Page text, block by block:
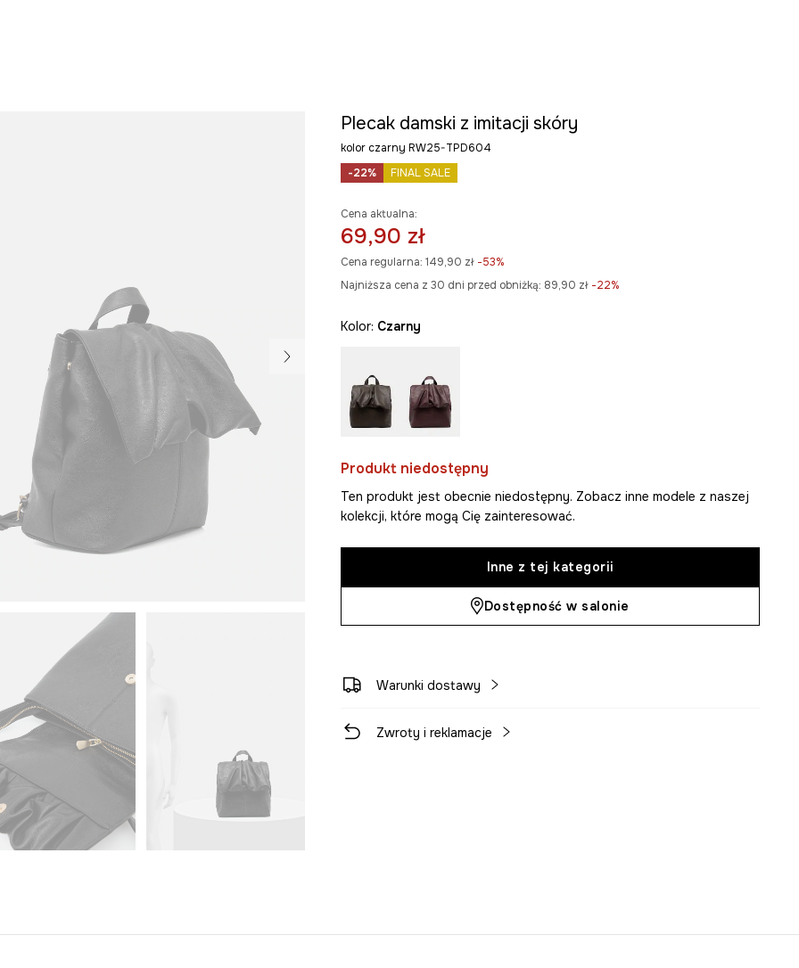
Plecak damski z imitacji skóry
kolor czarny RW25-TPD604
-22%
FINAL SALE
Cena aktualna:
69,90 zł
Cena regularna: 149,90 zł-53%
Najniższa cena z 30 dni przed obniżką: 89,90 zł -22%
Kolor: czarny
Produkt niedostępny
Ten produkt jest obecnie niedostępny. Zobacz inne modele z naszej
kolekcji, które mogą Cię zainteresować.
Inne z tej kategorii
Dostępność w salonie
Warunki dostawy
Zwroty i reklamacje